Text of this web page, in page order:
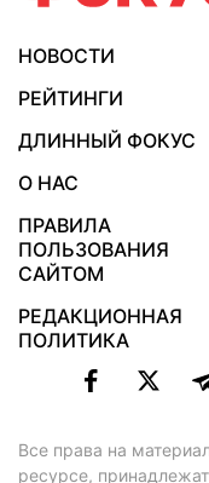
НОВОСТИ
РЕЙТИНГИ
ДЛИННЫЙ ФОКУС
О НАС
ПРАВИЛА
ПОЛЬЗОВАНИЯ
САЙТОМ
РЕДАКЦИОННАЯ
ПОЛИТИКА
Все права на
ресурсе,